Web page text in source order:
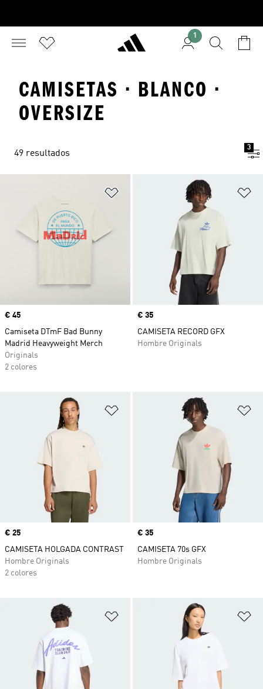
1
CAMISETAS · BLANCO ·
OVERSIZE
49 resultados
3
Añadir a la lista de deseos
Precio
€ 45
Camiseta DTmF Bad Bunny
Madrid Heavyweight Merch
Originals
2 colores
Precio
€ 35
CAMISETA RECORD GFX
Hombre Originals
Añadir a la lista de deseos
Precio
€ 25
CAMISETA HOLGADA CONTRAST
Hombre Originals
2 colores
Precio
€ 35
CAMISETA 70s GFX
Hombre Originals
Añadir a la lista de deseos